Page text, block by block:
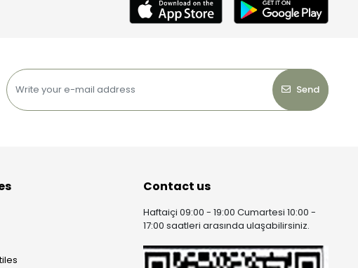
Send
Contact us
Haftaiçi 09:00 - 19:00 Cumartesi 10:00 -
17:00 saatleri arasında ulaşabilirsiniz.